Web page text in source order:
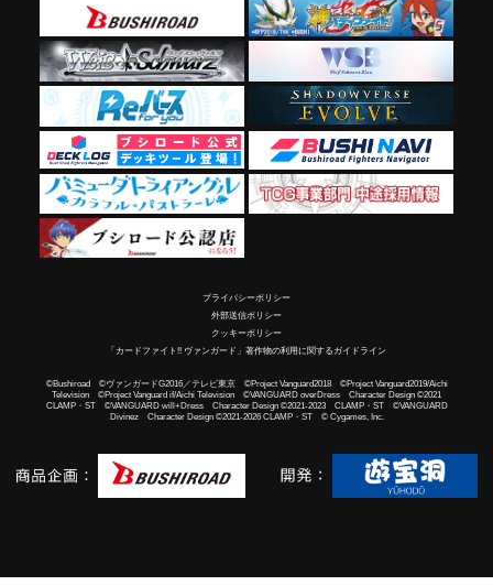
プライバシーポリシー
外部送信ポリシー
クッキーポリシー
「カードファイト!! ヴァンガード」著作物の利用に関するガイドライン
©Bushiroad ©ヴァンガードG2016／テレビ東京 ©Project Vanguard2018 ©Project Vanguard2019/Aichi
Television ©Project Vanguard if/Aichi Television ©VANGUARD overDress Character Design ©2021
CLAMP・ST ©VANGUARD will+Dress Character Design ©2021-2023 CLAMP・ST ©VANGUARD
Divinez Character Design ©2021-2026 CLAMP・ST © Cygames, Inc.